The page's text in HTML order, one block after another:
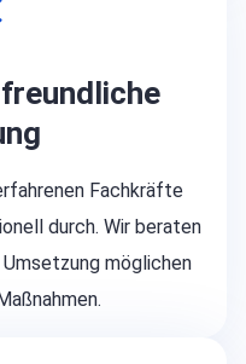
Fachkräfte
durch. Wir beraten
möglichen